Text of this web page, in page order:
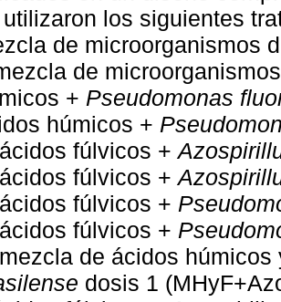
los siguientes
de microorganismos
de
+ Pseudomonas
húmicos +
fúlvicos +
fúlvicos +
fúlvicos +
fúlvicos +
de ácidos
dosis 1